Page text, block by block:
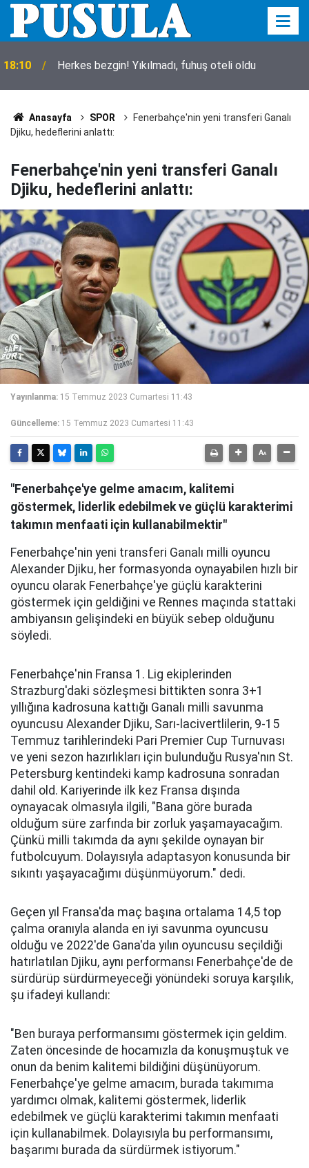
18:10 Herkes bezgin! Yıkılmadı, fuhuş oteli oldu
Anasayfa SPOR
Fenerbahçe'nin yeni transferi Ganalı
Djiku, hedeflerini anlattı:
Fenerbahçe'nin yeni transferi Ganalı
Djiku, hedeflerini anlattı:
Yayınlanma: 15 Temmuz 2023 Cumartesi 11:43
Güncelleme: 15 Temmuz 2023 Cumartesi 11:43
"Fenerbahçe'ye gelme amacım, kalitemi
göstermek, liderlik edebilmek ve güçlü karakterimi
takımın menfaati için kullanabilmektir"
Fenerbahçe'nin yeni transferi Ganalı milli oyuncu
Alexander Djiku, her formasyonda oynayabilen hızlı bir
oyuncu olarak Fenerbahçe'ye güçlü karakterini
göstermek için geldiğini ve Rennes maçında stattaki
ambiyansın gelişindeki en büyük sebep olduğunu
söyledi.
Fenerbahçe'nin Fransa 1. Lig ekiplerinden
Strazburg'daki sözleşmesi bittikten sonra 3+1
yıllığına kadrosuna kattığı Ganalı milli savunma
oyuncusu Alexander Djiku, Sarı-lacivertlilerin, 9-15
Temmuz tarihlerindeki Pari Premier Cup Turnuvası
ve yeni sezon hazırlıkları için bulunduğu Rusya'nın St.
Petersburg kentindeki kamp kadrosuna sonradan
dahil old. Kariyerinde ilk kez Fransa dışında
oynayacak olmasıyla ilgili, "Bana göre burada
olduğum süre zarfında bir zorluk yaşamayacağım.
Çünkü milli takımda da aynı şekilde oynayan bir
futbolcuyum. Dolayısıyla adaptasyon konusunda bir
sıkıntı yaşayacağımı düşünmüyorum." dedi.
Geçen yıl Fransa'da maç başına ortalama 14,5 top
çalma oranıyla alanda en iyi savunma oyuncusu
olduğu ve 2022'de Gana'da yılın oyuncusu seçildiği
hatırlatılan Djiku, aynı performansı Fenerbahçe'de de
sürdürüp sürdürmeyeceği yönündeki soruya karşılık,
şu ifadeyi kullandı:
"Ben buraya performansımı göstermek için geldim.
Zaten öncesinde de hocamızla da konuşmuştuk ve
onun da benim kalitemi bildiğini düşünüyorum.
Fenerbahçe'ye gelme amacım, burada takımıma
yardımcı olmak, kalitemi göstermek, liderlik
edebilmek ve güçlü karakterimi takımın menfaati
için kullanabilmek. Dolayısıyla bu performansımı,
başarımı burada da sürdürmek istiyorum."